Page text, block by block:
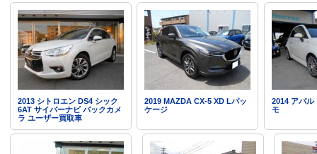
2013 シトロエン DS4 シック
6AT サイバーナビ バックカメ
ラ ユーザー買取車
2019 MAZDA CX-5 XD Lパッ
ケージ
2014 アバル
モ